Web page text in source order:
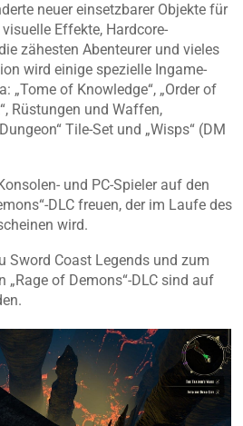
neuer einsetzbarer Objekte für
Effekte, Hardcore-
zähesten Abenteurer und vieles
wird einige spezielle Ingame-
„Tome of Knowledge“, „Order of
Rüstungen und Waffen,
Tile-Set und „Wisps“ (DM
und PC-Spieler auf den
DLC freuen, der im Laufe des
wird.
Sword Coast Legends und zum
„Rage of Demons“-DLC sind auf